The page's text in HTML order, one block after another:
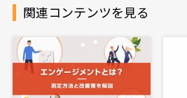
関連コンテンツを見る